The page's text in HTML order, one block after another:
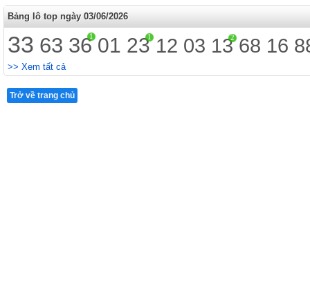
Bảng lô top ngày 03/06/2026
33 63 361 01 231 12 03 132 68 16
>> Xem tất cả
Trở về trang chủ